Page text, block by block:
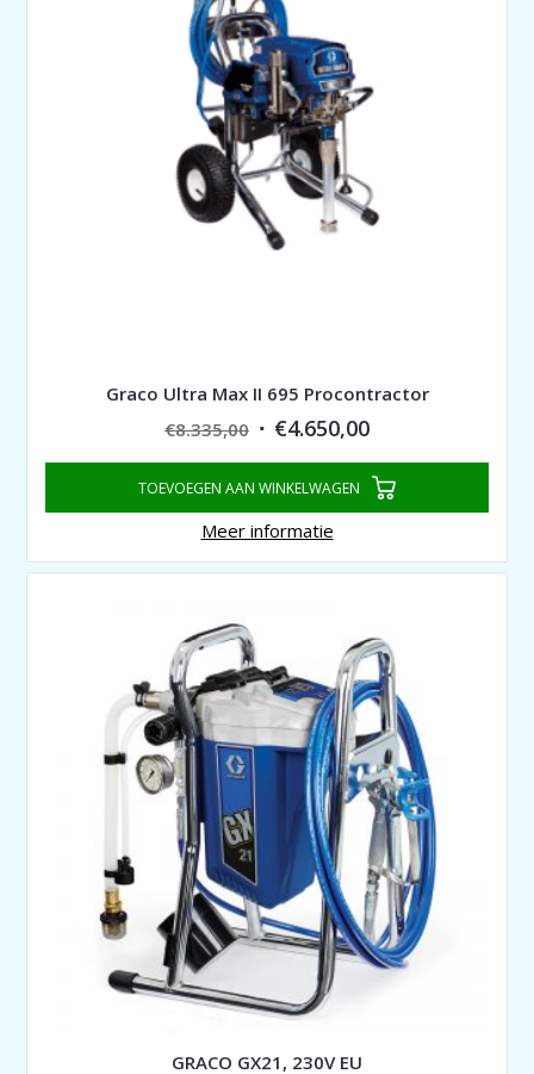
Graco Ultra Max II 695 Procontractor
€8.335,00 Original
price
was:
€8.335,00.
€4.650,00Current
price
is:
TOEVOEGEN AAN WINKELWAGEN
Meer informatie
GRACO GX21, 230V EU